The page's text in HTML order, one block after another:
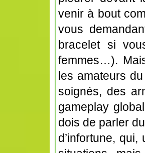
venir à bout
vous
bracelet si
femmes…).
les amateurs
soignés, des
gameplay
dois de parler
d’infortune,